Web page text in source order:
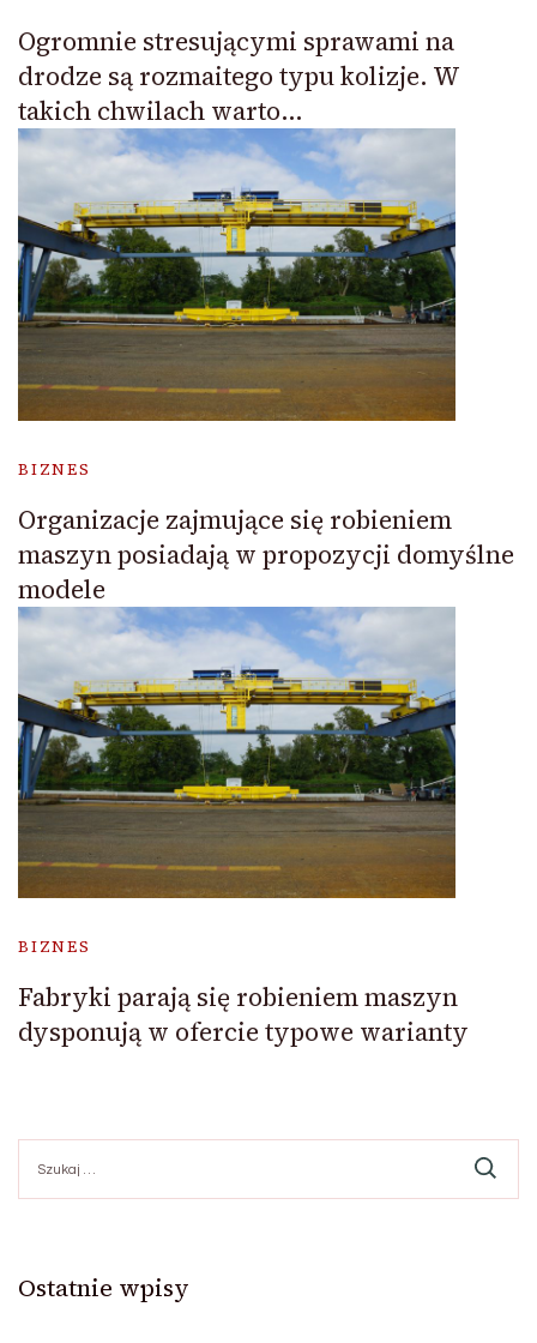
Ogromnie stresującymi sprawami na
drodze są rozmaitego typu kolizje. W
takich chwilach warto…
BIZNES
Organizacje zajmujące się robieniem
maszyn posiadają w propozycji domyślne
modele
BIZNES
Fabryki parają się robieniem maszyn
dysponują w ofercie typowe warianty
Ostatnie wpisy